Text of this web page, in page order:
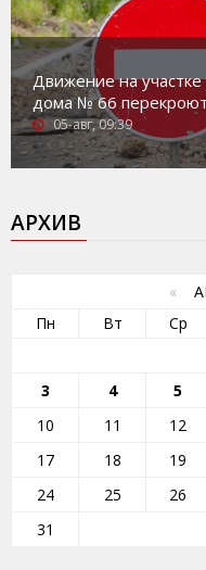
Движение на
дома № 66 перекроют
05-авг, 09:39
АРХИВ
«
Пн
Вт Ср
3
4 5
10
11 12
17
18 19
24
25 26
31